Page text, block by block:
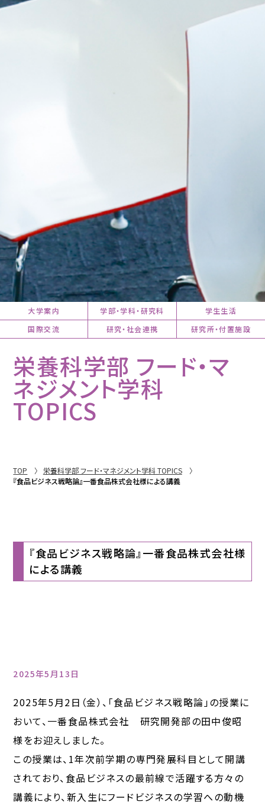
大学案内 学部・学科・研究科
学生生活
国際交流
研究・社会連携 研究所・付置施設
栄養科学部 フード・マ
ネジメント学科
TOPICS
TOP
栄養科学部 フード・マネジメント学科 TOPICS
『食品ビジネス戦略論』一番食品株式会社様による講義
『食品ビジネス戦略論』一番食品株式会社様
による講義
2025年5月13日
2025年5月2日（金）、「食品ビジネス戦略論」の授業に
おいて、一番食品株式会社 研究開発部の田中俊昭
様をお迎えしました。
この授業は、1年次前学期の専門発展科目として開講
されており、食品ビジネスの最前線で活躍する方々の
講義により、新入生にフードビジネスの学習への動機